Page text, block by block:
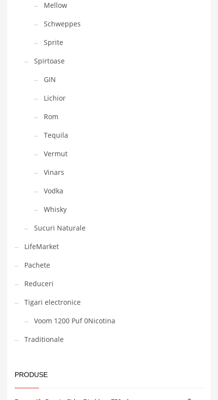
Mellow
Schweppes
Sprite
Spirtoase
GIN
Lichior
Rom
Tequila
Vermut
Vinars
Vodka
Whisky
Sucuri Naturale
LifeMarket
Pachete
Reduceri
Tigari electronice
Voom 1200 Puf 0Nicotina
Traditionale
PRODUSE